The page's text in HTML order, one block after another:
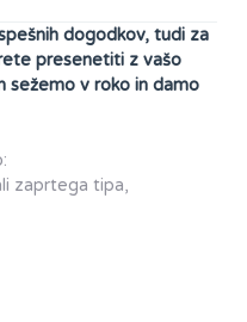
dogodkov, tudi za
presenetiti z vašo
sežemo v roko in damo
zaprtega tipa,